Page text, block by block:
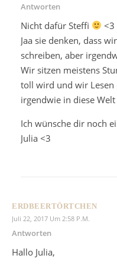
Antworten
Nicht dafür Steffi
<3
Jaa sie denken, dass
schreiben, aber
Wir sitzen meistens
toll wird und wir Lesen
irgendwie in diese
Ich wünsche dir noch
Julia <3
ERDBEERTÖRTCHEN
Juli 22, 2017 Um 2:58 P.m.
Antworten
Hallo Julia,